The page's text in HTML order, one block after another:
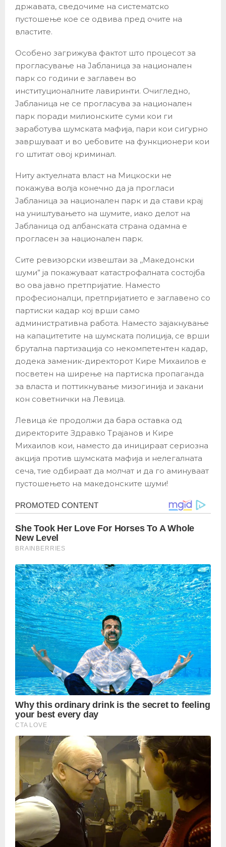
државата, сведочиме на систематско
пустошење кое се одвива пред очите на
властите.
Особено загрижува фактот што процесот за
прогласување на Јабланица за национален
парк со години е заглавен во
институционалните лавиринти. Очигледно,
Јабланица не се прогласува за национален
парк поради милионските суми кои ги
заработува шумската мафија, пари кои сигурно
завршуваат и во џебовите на функционери кои
го штитат овој криминал.
Ниту актуелната власт на Мицкоски не
покажува волја конечно да ја прогласи
Јабланица за национален парк и да стави крај
на уништувањето на шумите, иако делот на
Јабланица од албанската страна одамна е
прогласен за национален парк.
Сите ревизорски извештаи за ,,Македонски
шуми” ја покажуваат катастрофалната состојба
во ова јавно претпријатие. Наместо
професионалци, претпријатието е заглавено со
партиски кадар кој врши само
административна работа. Наместо зајакнување
на капацитетите на шумската полиција, се врши
брутална партизација со некомпетентен кадар,
додека заменик-директорот Кире Михаилов е
посветен на ширење на партиска пропаганда
за власта и поттикнување мизогинија и закани
кон советнички на Левица.
Левица ќе продолжи да бара оставка од
директорите Здравко Трајанов и Кире
Михаилов кои, наместо да иницираат сериозна
акција против шумската мафија и нелегалната
сеча, тие одбираат да молчат и да го аминуваат
пустошењето на македонските шуми!